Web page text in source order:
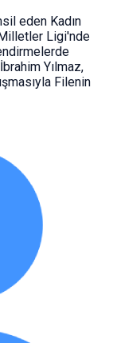
eden Kadın
Ligi'nde
Yılmaz,
Filenin